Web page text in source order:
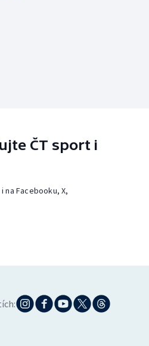
ČT sport i
Facebooku, X,